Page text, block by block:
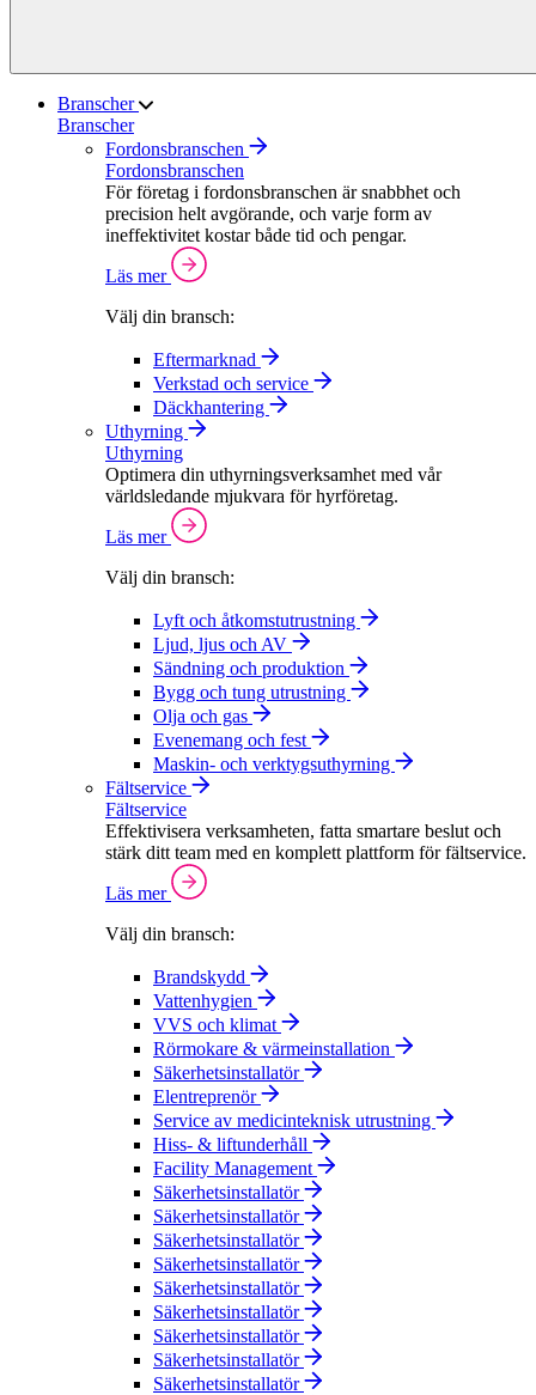
Branscher
Branscher
Fordonsbranschen
Fordonsbranschen
För företag i fordonsbranschen är snabbhet och
precision helt avgörande, och varje form av
ineffektivitet kostar både tid och pengar.
Läs mer
Välj din bransch:
Eftermarknad
Verkstad och service
Däckhantering
Uthyrning
Uthyrning
Optimera din uthyrningsverksamhet med vår
världsledande mjukvara för hyrföretag.
Läs mer
Välj din bransch:
Lyft och åtkomstutrustning
Ljud, ljus och AV
Sändning och produktion
Bygg och tung utrustning
Olja och gas
Evenemang och fest
Maskin- och verktygsuthyrning
Fältservice
Fältservice
Effektivisera verksamheten, fatta smartare beslut och
stärk ditt team med en komplett plattform för fältservice.
Läs mer
Välj din bransch:
Brandskydd
Vattenhygien
VVS och klimat
Rörmokare & värmeinstallation
Säkerhetsinstallatör
Elentreprenör
Service av medicinteknisk utrustning
Hiss- & liftunderhåll
Facility Management
Säkerhetsinstallatör
Säkerhetsinstallatör
Säkerhetsinstallatör
Säkerhetsinstallatör
Säkerhetsinstallatör
Säkerhetsinstallatör
Säkerhetsinstallatör
Säkerhetsinstallatör
Säkerhetsinstallatör